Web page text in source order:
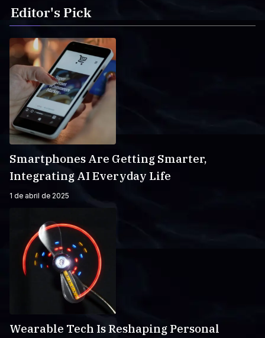
Editor's Pick
Smartphones Are Getting Smarter,
Integrating AI Everyday Life
1 de abril de 2025
Wearable Tech Is Reshaping Personal